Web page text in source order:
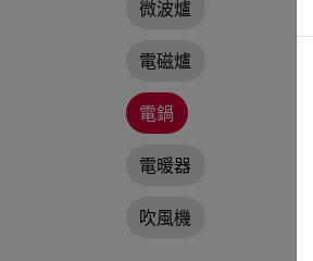
微波爐
電磁爐
電鍋
電暖器
吹風機